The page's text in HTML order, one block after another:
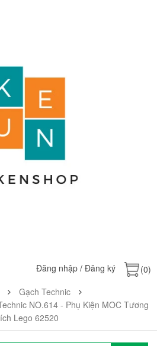
Đăng nhập / Đăng ký
(0)
Gạch Technic
NO.614 - Phụ Kiện MOC Tương
Lego 62520